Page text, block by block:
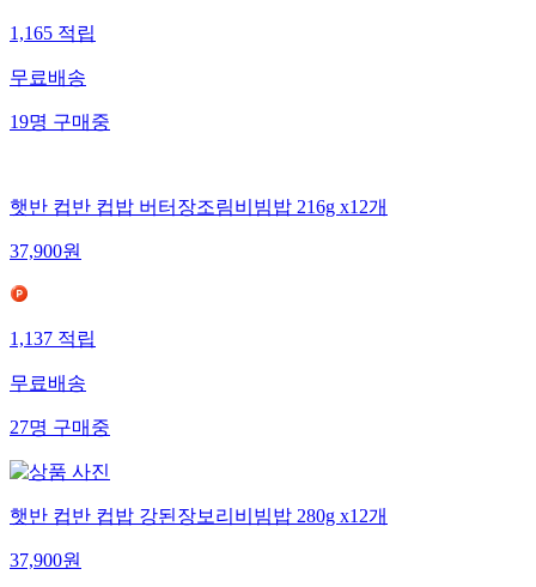
1,165적립
무료배송
19명구매중
햇반 컵반 컵밥 버터장조림비빔밥 216g x12개
37,900원
1,137적립
무료배송
27명구매중
햇반 컵반 컵밥 강된장보리비빔밥 280g x12개
37,900원